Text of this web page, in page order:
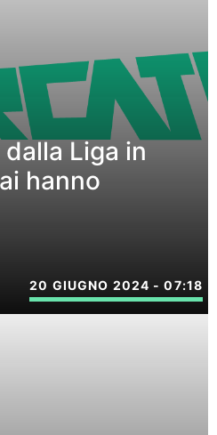
Liga in
hanno
20 GIUGNO 2024 - 07:18